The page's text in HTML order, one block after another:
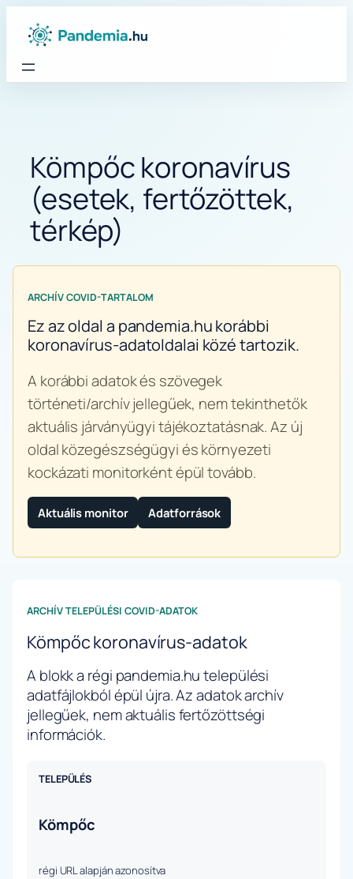
Kömpőc koronavírus
(esetek, fertőzöttek,
térkép)
ARCHÍV COVID-TARTALOM
Ez az oldal a pandemia.hu korábbi
koronavírus-adatoldalai közé tartozik.
A korábbi adatok és szövegek
történeti/archív jellegűek, nem tekinthetők
aktuális járványügyi tájékoztatásnak. Az új
oldal közegészségügyi és környezeti
kockázati monitorként épül tovább.
Aktuális monitor Adatforrások
ARCHÍV TELEPÜLÉSI COVID-ADATOK
Kömpőc koronavírus-adatok
A blokk a régi pandemia.hu települési
adatfájlokból épül újra. Az adatok archív
jellegűek, nem aktuális fertőzöttségi
információk.
TELEPÜLÉS
Kömpőc
régi URL alapján azonosítva